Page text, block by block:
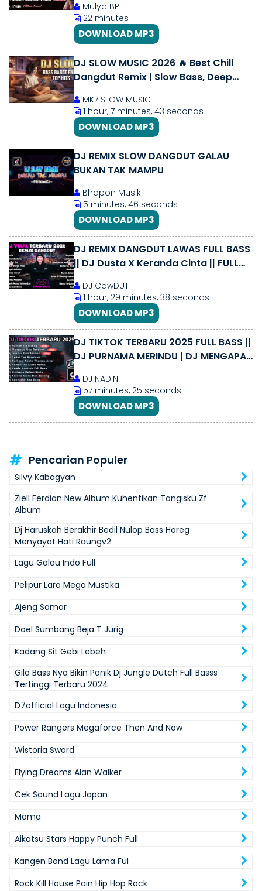
Mulya BP
22 minutes
DOWNLOAD MP3
DJ SLOW MUSIC 2026 🔥 Best Chill
Dangdut Remix | Slow Bass, Deep
MK7 SLOW MUSIC
1 hour, 7 minutes, 43 seconds
DOWNLOAD MP3
DJ REMIX SLOW DANGDUT GALAU
BUKAN TAK MAMPU
Bhapon Musik
5 minutes, 46 seconds
DOWNLOAD MP3
DJ REMIX DANGDUT LAWAS FULL BASS
|| DJ Dusta X Keranda Cinta || FULL
DJ CawDUT
1 hour, 29 minutes, 38 seconds
DOWNLOAD MP3
DJ TIKTOK TERBARU 2025 FULL BASS ||
DJ PURNAMA MERINDU | DJ MENGAPA
DJ NADIN
57 minutes, 25 seconds
DOWNLOAD MP3
Pencarian Populer
Silvy Kabagyan
Ziell Ferdian New Album Kuhentikan Tangisku Zf
Album
Dj Haruskah Berakhir Bedil Nulop Bass Horeg
Menyayat Hati Raungv2
Lagu Galau Indo Full
Pelipur Lara Mega Mustika
Ajeng Samar
Doel Sumbang Beja T Jurig
Kadang Sit Gebi Lebeh
Gila Bass Nya Bikin Panik Dj Jungle Dutch Full Basss
Tertinggi Terbaru 2024
D7official Lagu Indonesia
Power Rangers Megaforce Then And Now
Wistoria Sword
Flying Dreams Alan Walker
Cek Sound Lagu Japan
Mama
Aikatsu Stars Happy Punch Full
Kangen Band Lagu Lama Ful
Rock Kill House Pain Hip Hop Rock